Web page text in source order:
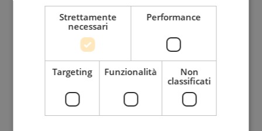
Iscriviti alla mia Newsletter
Bimensile
Riflessioni, provocazioni, bellezza da condividere insieme
Strettamente
necessari
Performance
Targeting Funzionalità
Non
classificati